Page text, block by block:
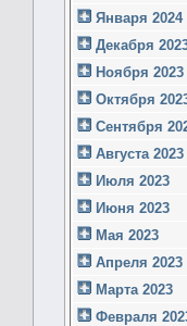
Января 2024
Декабря
Ноября 2023
Октября
Сентября
Августа 2023
Июля 2023
Июня 2023
Мая 2023
Апреля 2023
Марта 2023
Февраля